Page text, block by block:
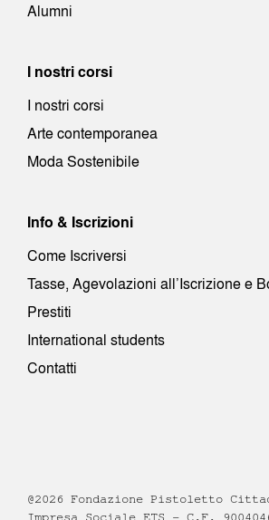
Alumni
I nostri corsi
I nostri corsi
Arte contemporanea
Moda Sostenibile
Info & Iscrizioni
Come Iscriversi
Tasse, Agevolazioni all’Iscrizione e
Prestiti
International students
Contatti
@2026 Fondazione Pistoletto